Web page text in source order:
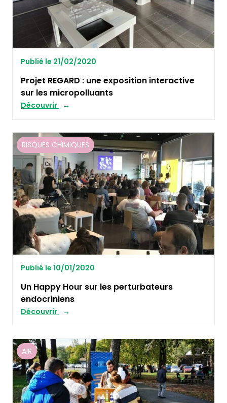
Publié le 21/02/2020
Projet REGARD : une exposition interactive
sur les micropolluants
Découvrir
RISQUES CHIMIQUES
Publié le 10/01/2020
Un Happy Hour sur les perturbateurs
endocriniens
Découvrir
AIR